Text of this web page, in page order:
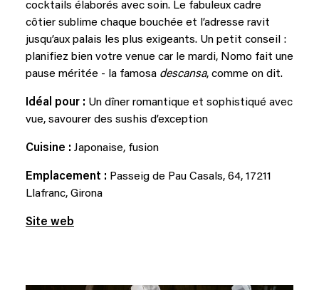
cocktails élaborés avec soin. Le fabuleux cadre
côtier sublime chaque bouchée et l’adresse ravit
jusqu’aux palais les plus exigeants. Un petit conseil :
planifiez bien votre venue car le mardi, Nomo fait une
pause méritée - la famosa descansa, comme on dit.
Idéal pour : Un dîner romantique et sophistiqué avec
vue, savourer des sushis d’exception
Cuisine : Japonaise, fusion
Emplacement : Passeig de Pau Casals, 64, 17211
Llafranc, Girona
Site web